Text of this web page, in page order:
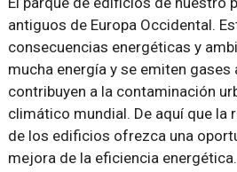
antiguos de Europa Occidental.
consecuencias energéticas y
mucha energía y se emiten
contribuyen a la contaminación
climático mundial. De aquí que la
de los edificios ofrezca una
mejora de la eficiencia energética.